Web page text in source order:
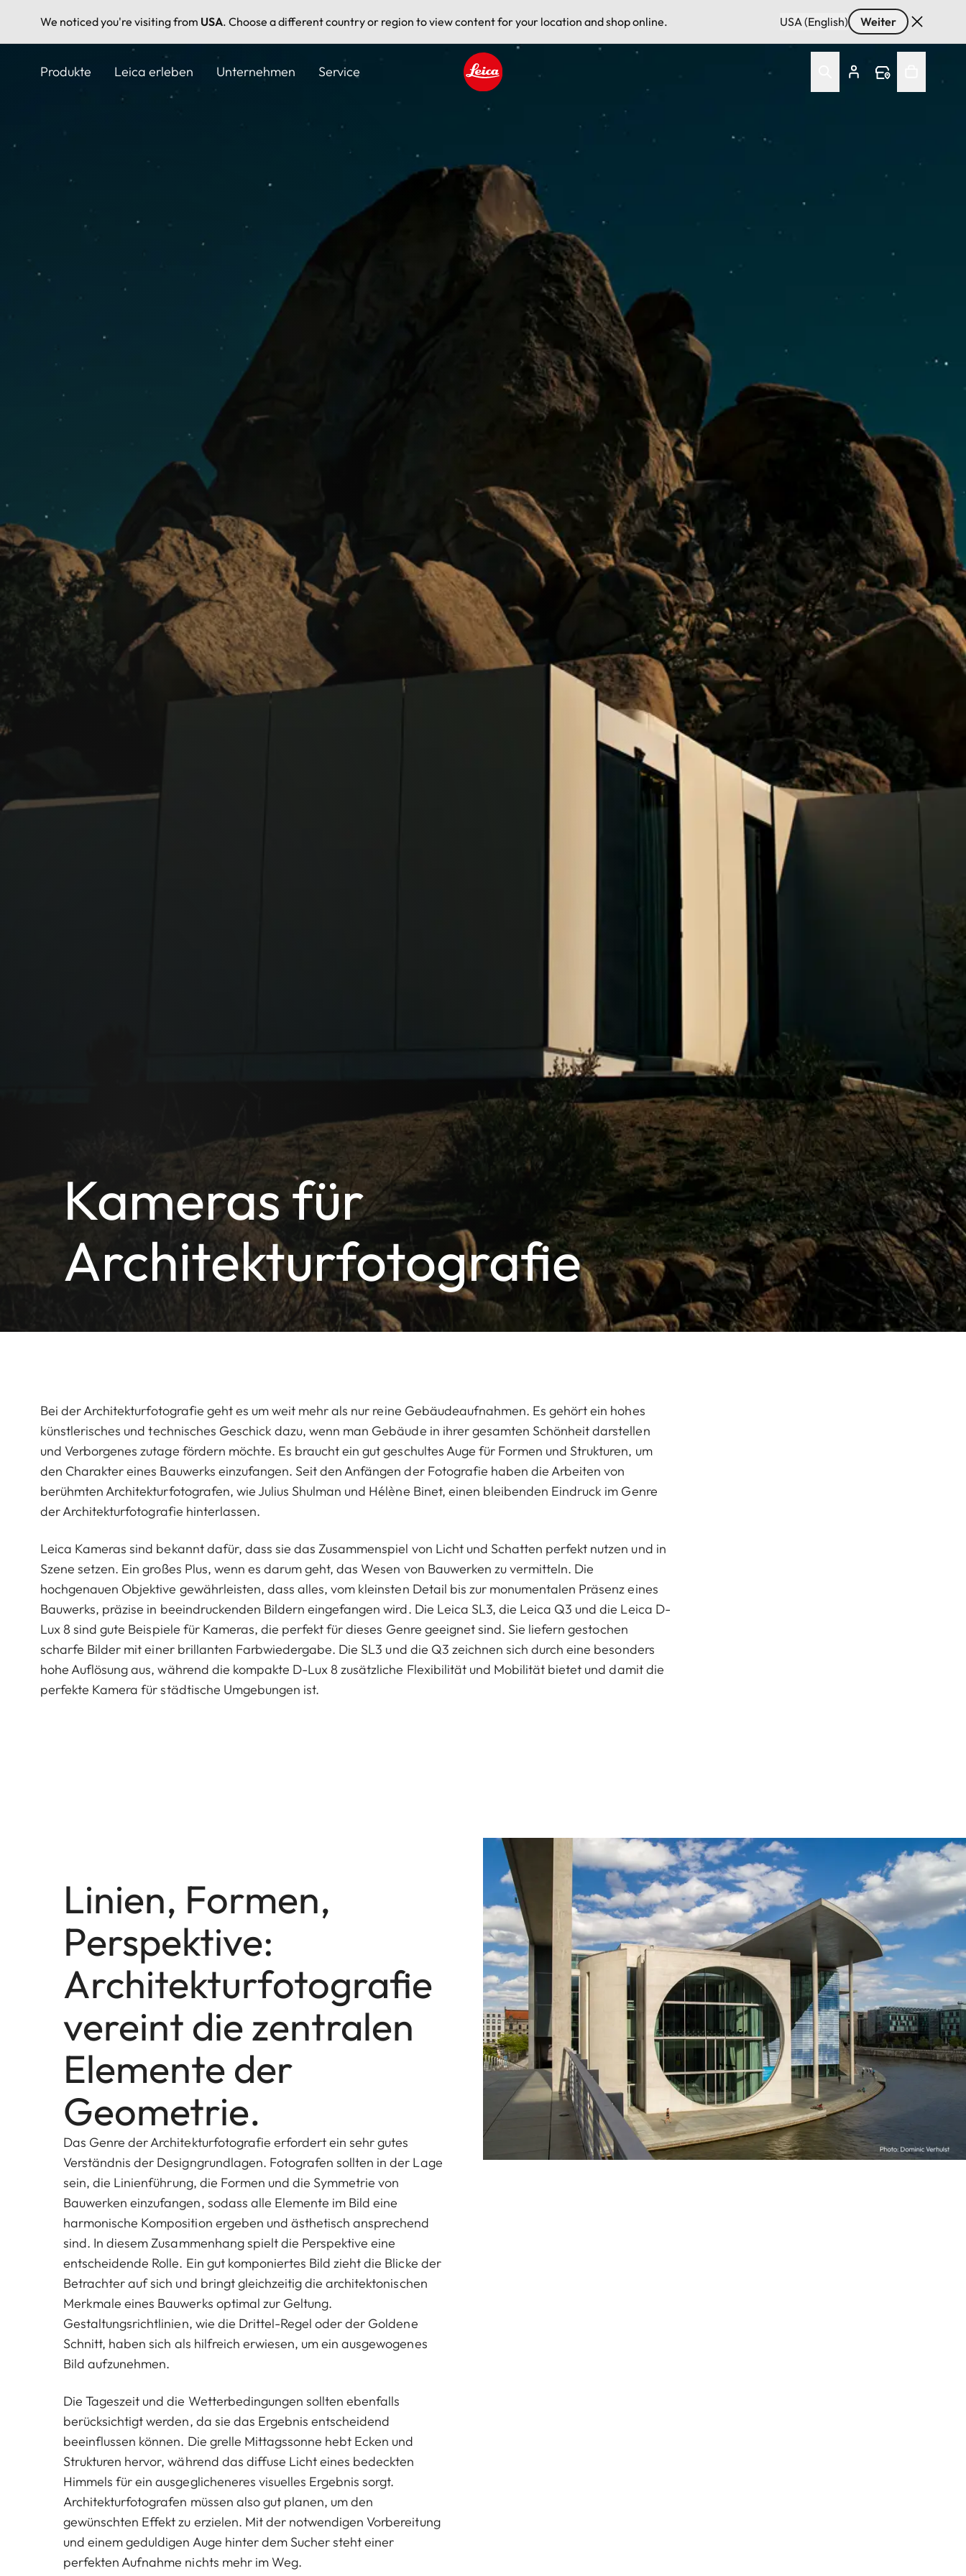
We noticed you're visiting from USA. Choose a different country or region to view content for your location and shop online. USA (English) Weiter
Produkte Leica erleben Unternehmen Service
Kameras für
Architekturfotografie
Bei der Architekturfotografie geht es um weit mehr als nur reine Gebäudeaufnahmen. Es gehört ein hohes
künstlerisches und technisches Geschick dazu, wenn man Gebäude in ihrer gesamten Schönheit darstellen
und Verborgenes zutage fördern möchte. Es braucht ein gut geschultes Auge für Formen und Strukturen, um
den Charakter eines Bauwerks einzufangen. Seit den Anfängen der Fotografie haben die Arbeiten von
berühmten Architekturfotografen, wie Julius Shulman und Hélène Binet, einen bleibenden Eindruck im Genre
der Architekturfotografie hinterlassen.
Leica Kameras sind bekannt dafür, dass sie das Zusammenspiel von Licht und Schatten perfekt nutzen und in
Szene setzen. Ein großes Plus, wenn es darum geht, das Wesen von Bauwerken zu vermitteln. Die
hochgenauen Objektive gewährleisten, dass alles, vom kleinsten Detail bis zur monumentalen Präsenz eines
Bauwerks, präzise in beeindruckenden Bildern eingefangen wird. Die Leica SL3, die Leica Q3 und die Leica D-
Lux 8 sind gute Beispiele für Kameras, die perfekt für dieses Genre geeignet sind. Sie liefern gestochen
scharfe Bilder mit einer brillanten Farbwiedergabe. Die SL3 und die Q3 zeichnen sich durch eine besonders
hohe Auflösung aus, während die kompakte D-Lux 8 zusätzliche Flexibilität und Mobilität bietet und damit die
perfekte Kamera für städtische Umgebungen ist.
Linien, Formen,
Perspektive:
Architekturfotografie
vereint die zentralen
Elemente der
Geometrie.
Das Genre der Architekturfotografie erfordert ein sehr gutes
Verständnis der Designgrundlagen. Fotografen sollten in der Lage
sein, die Linienführung, die Formen und die Symmetrie von
Bauwerken einzufangen, sodass alle Elemente im Bild eine
harmonische Komposition ergeben und ästhetisch ansprechend
sind. In diesem Zusammenhang spielt die Perspektive eine
entscheidende Rolle. Ein gut komponiertes Bild zieht die Blicke der
Betrachter auf sich und bringt gleichzeitig die architektonischen
Merkmale eines Bauwerks optimal zur Geltung.
Gestaltungsrichtlinien, wie die Drittel-Regel oder der Goldene
Schnitt, haben sich als hilfreich erwiesen, um ein ausgewogenes
Bild aufzunehmen.
Die Tageszeit und die Wetterbedingungen sollten ebenfalls
berücksichtigt werden, da sie das Ergebnis entscheidend
beeinflussen können. Die grelle Mittagssonne hebt Ecken und
Strukturen hervor, während das diffuse Licht eines bedeckten
Himmels für ein ausgeglicheneres visuelles Ergebnis sorgt.
Architekturfotografen müssen also gut planen, um den
gewünschten Effekt zu erzielen. Mit der notwendigen Vorbereitung
und einem geduldigen Auge hinter dem Sucher steht einer
perfekten Aufnahme nichts mehr im Weg.